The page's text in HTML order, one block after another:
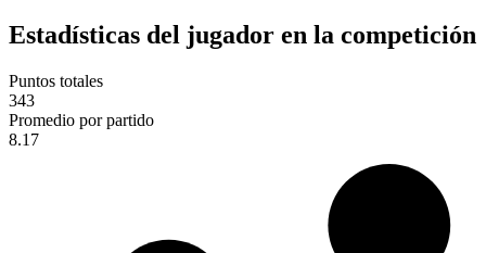
Estadísticas del jugador en la competición
Puntos totales
343
Promedio por partido
8.17